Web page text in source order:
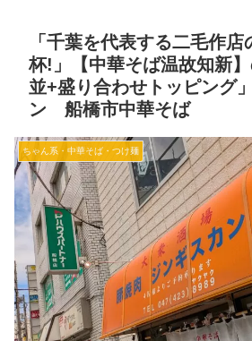
「千葉を代表する二毛作
杯!」【中華そば温故知新
並+盛り合わせトッピング
ン 船橋市中華そば
ちゃん系・中華そば・つけ麺